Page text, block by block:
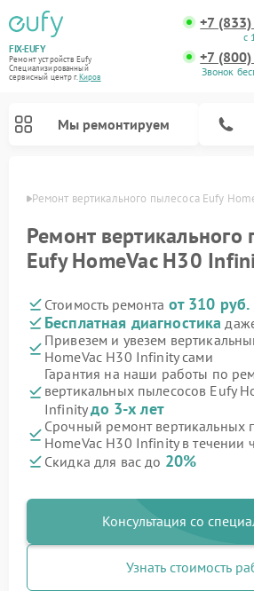
FIX-EUFY
Ремонт устройств Eufy
Специализированный
cервисный центр г.Киров
+7
с
+7
Звонок
Мы ремонтируем
Ремонт вертикального пылесоса Eufy
Ремонт вертикального
Eufy HomeVac H30
Стоимость ремонта от 310 руб.
Бесплатная диагностика
Привезем и увезем
HomeVac H30 Infinity сами
Гарантия на наши работы по
вертикальных пылесосов Eufy
Infinityдо 3-х лет
Срочный ремонт вертикальных
HomeVac H30 Infinity в течении
Скидка для вас до 20%
Консультация со
Узнать стоимость